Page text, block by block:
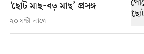
‘ছোট মাছ-বড় মাছ’ প্রসঙ্গ
২০ ঘণ্টা আগে